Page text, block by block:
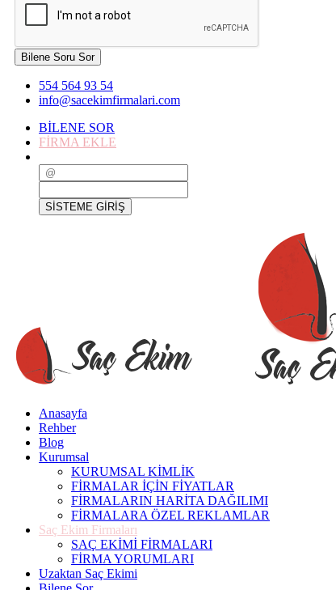
Bilene Soru Sor
554 564 93 54
info@sacekimfirmalari.com
BİLENE SOR
FİRMA EKLE
SİSTEME GİRİŞ
Anasayfa
Rehber
Blog
Kurumsal
KURUMSAL KİMLİK
FİRMALAR İÇİN FİYATLAR
FİRMALARIN HARİTA DAĞILIMI
FİRMALARA ÖZEL REKLAMLAR
Saç Ekim Firmaları
SAÇ EKİMİ FİRMALARI
FİRMA YORUMLARI
Uzaktan Saç Ekimi